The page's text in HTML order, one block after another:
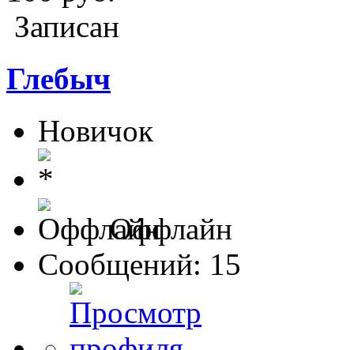
Записан
Глебыч
Новичок
Оффлайн
Сообщений: 15